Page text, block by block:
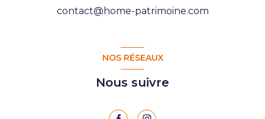
contact@home-patrimoine.com
NOS RÉSEAUX
Nous suivre